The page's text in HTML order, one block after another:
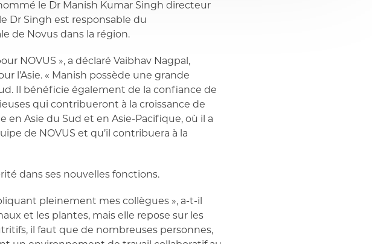
le Dr Manish Kumar Singh directeur
Dr Singh est responsable du
de Novus dans la région.
NOVUS », a déclaré Vaibhav Nagpal,
l’Asie. « Manish possède une grande
Il bénéficie également de la confiance de
qui contribueront à la croissance de
en Asie du Sud et en Asie-Pacifique, où il a
de NOVUS et qu’il contribuera à la
dans ses nouvelles fonctions.
pleinement mes collègues », a-t-il
et les plantes, mais elle repose sur les
il faut que de nombreuses personnes,